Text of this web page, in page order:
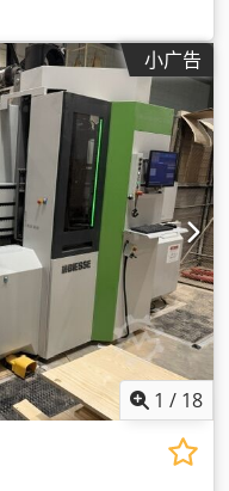
小广告
1 / 18